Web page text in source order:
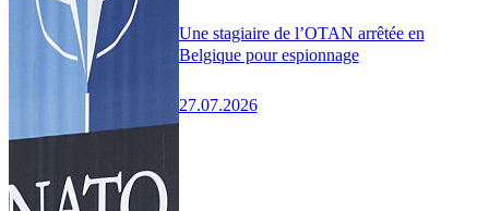
Une stagiaire de l’OTAN arrêtée en
Belgique pour espionnage
27.07.2026